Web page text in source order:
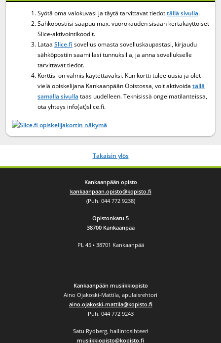
Syötä oma valokuvasi ja täytä tarvittavat tiedottällä sivulla.
Sähköpostiisi saapuu max. vuorokauden sisään kertakäyttöiset
Slice-aktivointikoodit.
Lataa Slice.fi sovellus omasta sovelluskaupastasi, kirjaudu
sähköpostiin saamillasi tunnuksilla, ja anna sovellukselle
tarvittavat tiedot.
Korttisi on valmis käytettäväksi. Kun kortti tulee uusia ja olet
vielä opiskelijana Kankaanpään Opistossa, voit aktivoida tällä
samalla sivulla taas uudelleen. Teknisissä ongelmatilanteissa,
ota yhteys info(at)slice.fi.
Takaisin ylös
Kankaanpään opisto
kankaanpaan.opisto@kopisto.fi
(Puh. 044 772 9238)
Opistonkatu 5
38700 Kankaanpää
PL 45 • 38701 Kankaanpää
Kankaanpään musiikkiopisto
Aino Ojakoski-Mattila, apulaisrehtori
aino.ojakoski-mattila@kopisto.fi
Puh. 044 772 9243
Satu Rydberg, hallintosihteeri
musiikkiopisto@kopisto.fi